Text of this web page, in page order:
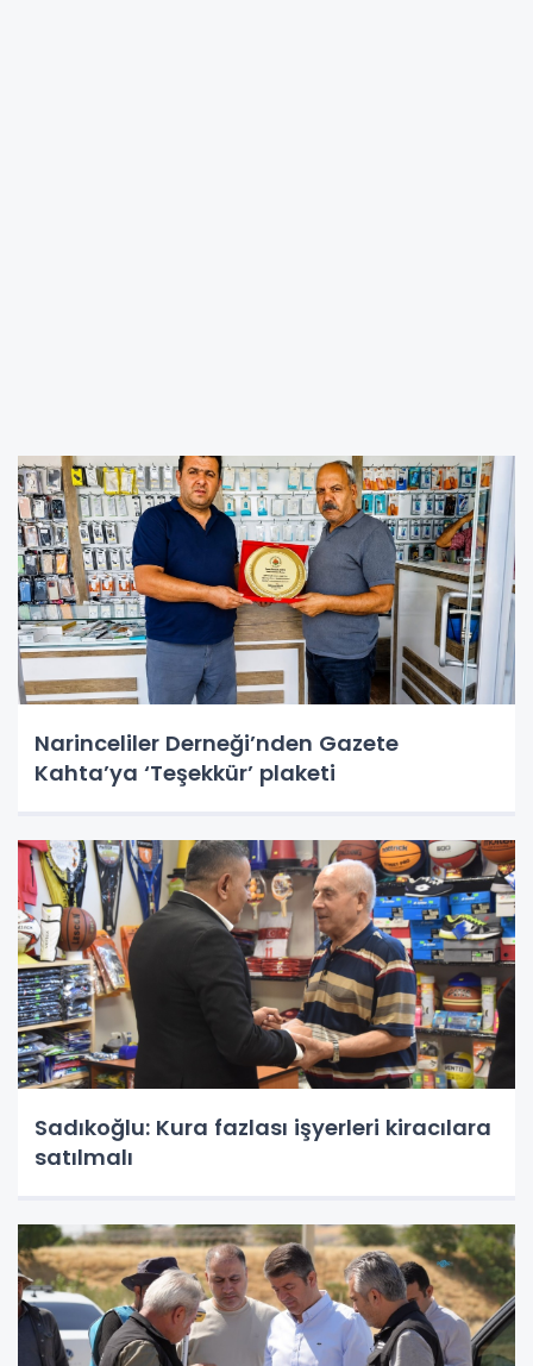
Narinceliler Derneği’nden Gazete
Kahta’ya ‘Teşekkür’ plaketi
Sadıkoğlu: Kura fazlası işyerleri kiracılara
satılmalı